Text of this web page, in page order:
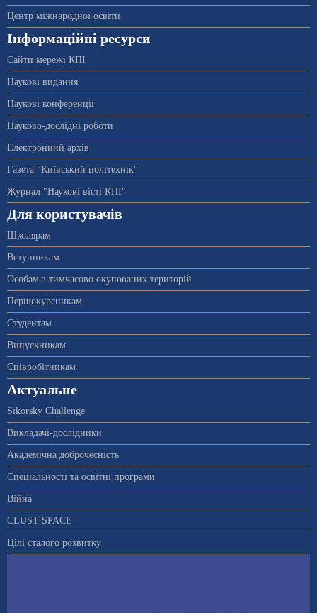
Центр міжнародної освіти
Інформаційні ресурси
Сайти мережі КПІ
Наукові видання
Наукові конференції
Науково-дослідні роботи
Електронний архів
Газета "Київський політехнік"
Журнал "Наукові вісті КПІ"
Для користувачів
Школярам
Вступникам
Особам з тимчасово окупованих територій
Першокурсникам
Студентам
Випускникам
Співробітникам
Актуальне
Sikorsky Challenge
Викладачі-дослідники
Академічна доброчесність
Спеціальності та освітні програми
Війна
CLUST SPACE
Цілі сталого розвитку